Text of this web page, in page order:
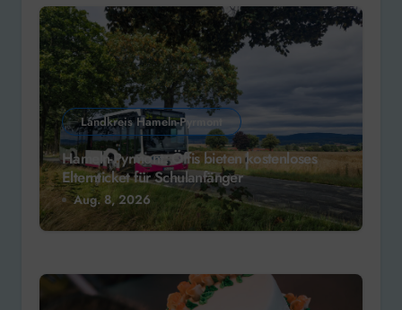
Landkreis Hameln-Pyrmont
Hameln-Pyrmont: Öffis bieten kostenloses
Elternticket für Schulanfänger
Aug. 8, 2026